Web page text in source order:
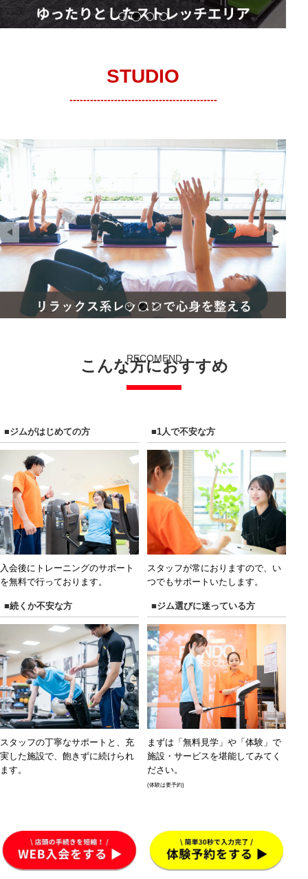
24時間の最新のフリーウエイトジ
ゆったりとしたストレッチエリア
広々24時間ジムエリア
ゆとりある有酸素マシン
STUDIO
-------------------------------------------
サンプル画像1
サンプル画像2
RECOMEND
こんな方におすすめ
■ジムがはじめての方
入会後にトレーニングのサポート
を無料で行っております。
■1人で不安な方
スタッフが常におりますので、い
つでもサポートいたします。
■続くか不安な方
スタッフの丁寧なサポートと、充
実した施設で、飽きずに続けられ
ます。
■ジム選びに迷っている方
まずは「無料見学」や「体験」で
施設・サービスを堪能してみてく
ださい。
(体験は要予約)